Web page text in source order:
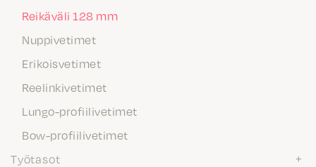
Reikäväli 128 mm
Nuppivetimet
Erikoisvetimet
Reelinkivetimet
Lungo-profiilivetimet
Bow-profiilivetimet
Työtasot